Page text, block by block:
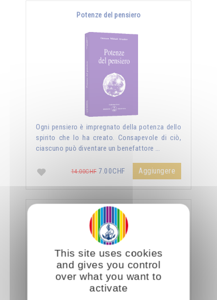
Potenze del pensiero
Ogni pensiero è impregnato della potenza dello
spirito che lo ha creato. Consapevole di ciò,
ciascuno può diventare un benefattore …
14.00CHF7.00CHF Aggiungere
La sessualità forza del cielo
This site uses cookies
and gives you control
over what you want to
activate